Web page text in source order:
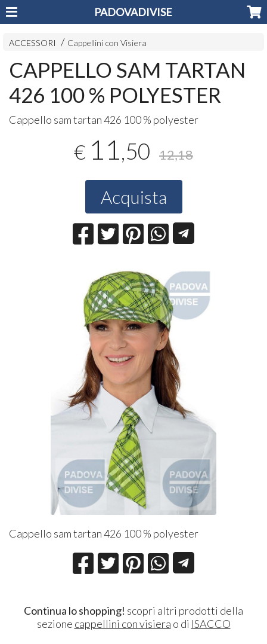
PADOVADIVISE
ACCESSORI Cappellini con Visiera
CAPPELLO SAM TARTAN
426 100 % POLYESTER
Cappello sam tartan 426 100 % polyester
€ 11 ,50 12,18
Acquista
Cappello sam tartan 426 100 % polyester
Continua lo shopping! scopri altri prodotti della
sezione cappellini con visiera o di ISACCO